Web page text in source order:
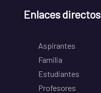
Enlaces directos
Aspirantes
Familia
Estudiantes
Profesores